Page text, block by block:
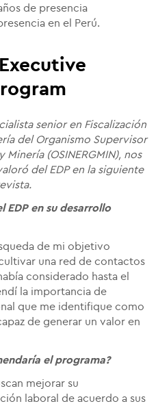
de presencia
en el Perú.
senior en Fiscalización
del Organismo Supervisor
(OSINERGMIN), nos
del EDP en la siguiente
EDP en su desarrollo
de mi objetivo
una red de contactos
considerado hasta el
la importancia de
que me identifique como
de generar un valor en
el programa?
mejorar su
laboral de acuerdo a sus